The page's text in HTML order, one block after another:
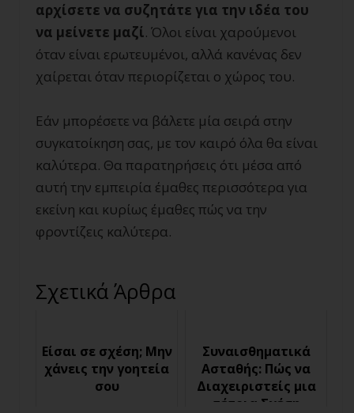
αρχίσετε να συζητάτε για την ιδέα του
να μείνετε μαζί. Όλοι είναι χαρούμενοι
όταν είναι ερωτευμένοι, αλλά κανένας δεν
χαίρεται όταν περιορίζεται ο χώρος του.
Εάν μπορέσετε να βάλετε μία σειρά στην
συγκατοίκηση σας, με τον καιρό όλα θα είναι
καλύτερα. Θα παρατηρήσεις ότι μέσα από
αυτή την εμπειρία έμαθες περισσότερα για
εκείνη και κυρίως έμαθες πώς να την
φροντίζεις καλύτερα.
Σχετικά Άρθρα
Είσαι σε σχέση; Μην
χάνεις την γοητεία
σου
Συναισθηματικά
Ασταθής: Πώς να
Διαχειριστείς μια
τέτοια Σχέση